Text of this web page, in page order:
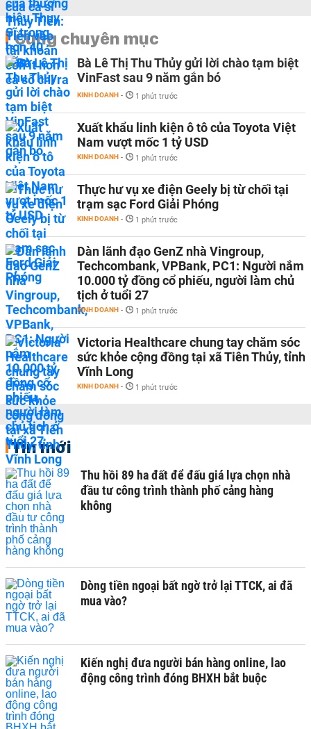
Cùng chuyên mục
Bà Lê Thị Thu Thủy gửi lời chào tạm biệt
VinFast sau 9 năm gắn bó
KINH DOANH - 1 phút trước
Xuất khẩu linh kiện ô tô của Toyota Việt
Nam vượt mốc 1 tỷ USD
KINH DOANH - 1 phút trước
Thực hư vụ xe điện Geely bị từ chối tại
trạm sạc Ford Giải Phóng
KINH DOANH - 1 phút trước
Dàn lãnh đạo GenZ nhà Vingroup,
Techcombank, VPBank, PC1: Người nắm
10.000 tỷ đồng cổ phiếu, người làm chủ
tịch ở tuổi 27
KINH DOANH - 1 phút trước
Victoria Healthcare chung tay chăm sóc
sức khỏe cộng đồng tại xã Tiên Thủy, tỉnh
Vĩnh Long
KINH DOANH - 1 phút trước
Tin mới
Thu hồi 89 ha đất để đấu giá lựa chọn nhà
đầu tư công trình thành phố cảng hàng
không
Dòng tiền ngoại bất ngờ trở lại TTCK, ai đã
mua vào?
Kiến nghị đưa người bán hàng online, lao
động công trình đóng BHXH bắt buộc